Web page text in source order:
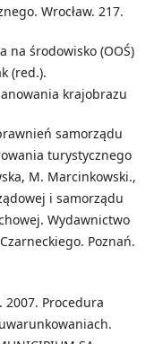
Wrocław. 217.
na środowisko (OOŚ)
(red.).
krajobrazu
samorządu
turystycznego
M. Marcinkowski.,
i samorządu
Wydawnictwo
Poznań.
2007. Procedura